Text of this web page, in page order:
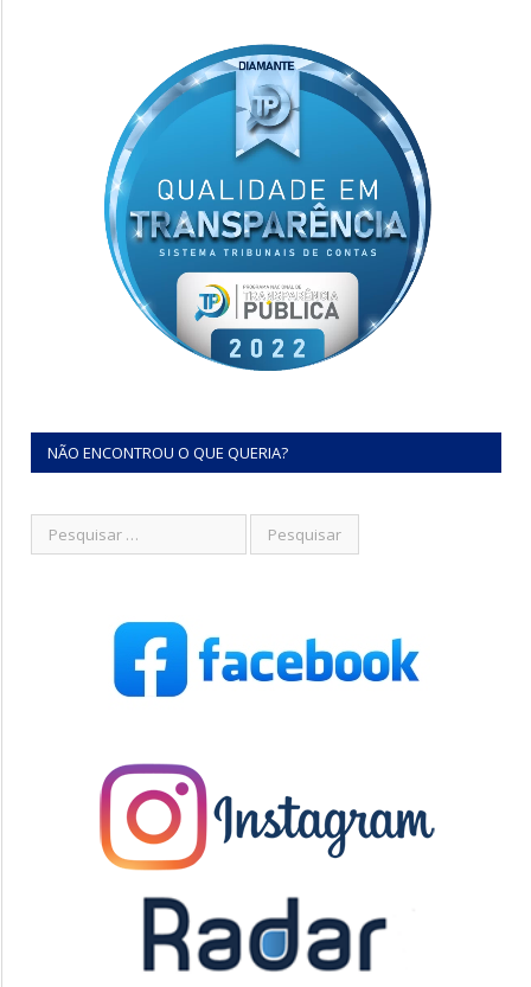
NÃO ENCONTROU O QUE QUERIA?